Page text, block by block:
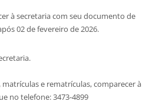
à secretaria com seu documento de
02 de fevereiro de 2026.
e rematrículas, comparecer à
no telefone: 3473-4899